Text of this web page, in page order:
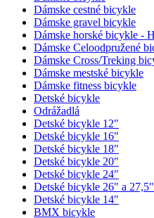
Dámske cestné bicykle
Dámske gravel bicykle
Dámske horské bicykle -
Dámske Celoodpružené
Dámske Cross/Treking
Dámske mestské bicykle
Dámske fitness bicykle
Detské bicykle
Odrážadlá
Detské bicykle 12"
Detské bicykle 16"
Detské bicykle 18"
Detské bicykle 20"
Detské bicykle 24"
Detské bicykle 26" a 27,5"
Detské bicykle 14"
BMX bicykle